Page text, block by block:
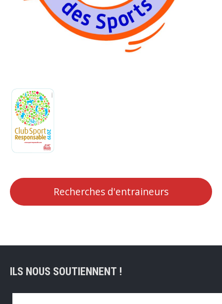
Recherches d'entraineurs
ILS NOUS SOUTIENNENT !